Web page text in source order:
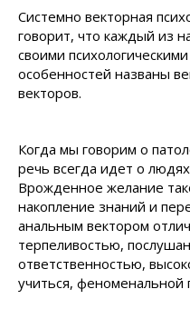
Системно векторная
говорит, что каждый из
своими
особенностей названы
векторов.
Когда мы говорим о
речь всегда идет о
Врожденное желание
накопление знаний и
анальным вектором
терпеливостью,
ответственностью,
учиться,